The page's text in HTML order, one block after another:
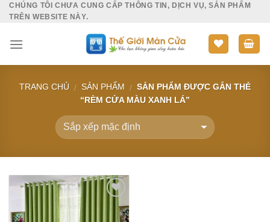
SkipCHÚNG TÔI CHƯA CUNG CẤP THÔNG TIN, DỊCH VỤ, SẢN PHẨM
TRÊN WEBSITE NÀY.
TRANG CHỦ / SẢN PHẨM / SẢN PHẨM ĐƯỢC GẮN THẺ
“RÈM CỬA MÀU XANH LÁ”